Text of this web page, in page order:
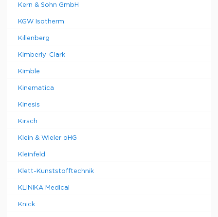
Kern & Sohn GmbH
KGW Isotherm
Killenberg
Kimberly-Clark
Kimble
Kinematica
Kinesis
Kirsch
Klein & Wieler oHG
Kleinfeld
Klett-Kunststofftechnik
KLINIKA Medical
Knick